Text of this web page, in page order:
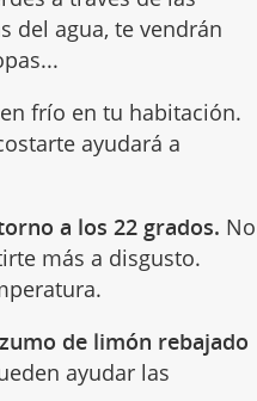
del agua, te vendrán
frío en tu habitación.
ayudará a
a los 22 grados. No
más a disgusto.
de limón rebajado
ayudar las